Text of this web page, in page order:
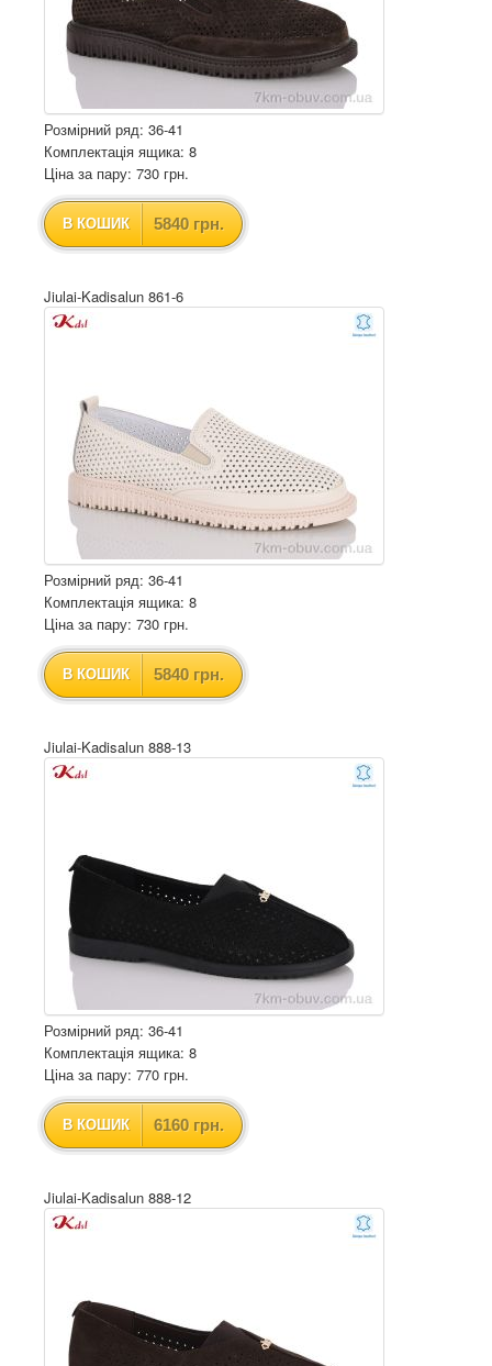
Розмірний ряд: 36-41
Комплектація ящика: 8
Ціна за пару: 730 грн.
В КОШИК 5840 грн.
Jiulai-Kadisalun 861-6
Розмірний ряд: 36-41
Комплектація ящика: 8
Ціна за пару: 730 грн.
В КОШИК 5840 грн.
Jiulai-Kadisalun 888-13
Розмірний ряд: 36-41
Комплектація ящика: 8
Ціна за пару: 770 грн.
В КОШИК 6160 грн.
Jiulai-Kadisalun 888-12